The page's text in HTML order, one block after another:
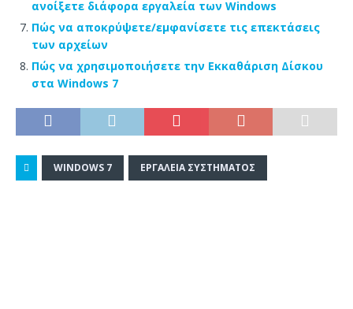
ανοίξετε διάφορα εργαλεία των Windows
Πώς να αποκρύψετε/εμφανίσετε τις επεκτάσεις
των αρχείων
Πώς να χρησιμοποιήσετε την Εκκαθάριση Δίσκου
στα Windows 7
WINDOWS 7 ΕΡΓΑΛΕΊΑ ΣΥΣΤΉΜΑΤΟΣ